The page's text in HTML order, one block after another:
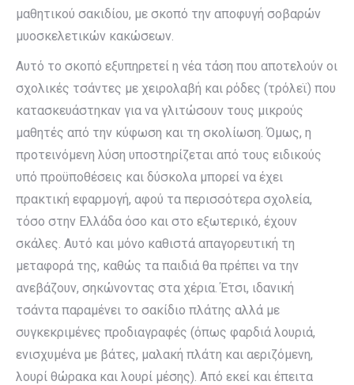
μαθητικού σακιδίου, με σκοπό την αποφυγή σοβαρών
μυοσκελετικών κακώσεων.
Αυτό το σκοπό εξυπηρετεί η νέα τάση που αποτελούν οι
σχολικές τσάντες με χειρολαβή και ρόδες (τρόλεϊ) που
κατασκευάστηκαν για να γλιτώσουν τους μικρούς
μαθητές από την κύφωση και τη σκολίωση. Όμως, η
προτεινόμενη λύση υποστηρίζεται από τους ειδικούς
υπό προϋποθέσεις και δύσκολα μπορεί να έχει
πρακτική εφαρμογή, αφού τα περισσότερα σχολεία,
τόσο στην Ελλάδα όσο και στο εξωτερικό, έχουν
σκάλες. Αυτό και μόνο καθιστά απαγορευτική τη
μεταφορά της, καθώς τα παιδιά θα πρέπει να την
ανεβάζουν, σηκώνοντας στα χέρια. Έτσι, ιδανική
τσάντα παραμένει το σακίδιο πλάτης αλλά με
συγκεκριμένες προδιαγραφές (όπως φαρδιά λουριά,
ενισχυμένα με βάτες, μαλακή πλάτη και αεριζόμενη,
λουρί θώρακα και λουρί μέσης). Από εκεί και έπειτα